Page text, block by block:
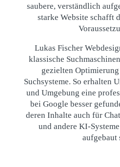
saubere, verständlich
starke Website schafft
Lukas Fischer
klassische
gezielten
Suchsysteme. So erhalten
und Umgebung eine
bei Google besser
deren Inhalte auch für
und andere KI-
aufgebaut